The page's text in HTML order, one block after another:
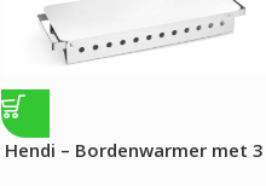
Hendi – Bordenwarmer met 3